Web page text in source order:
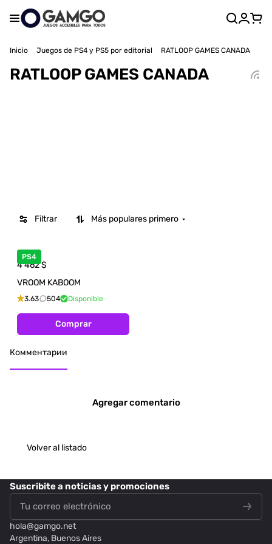
Inicio Juegos de PS4 y PS5 por editorial RATLOOP GAMES CANADA
RATLOOP GAMES CANADA
Filtrar Más populares primero
PS4
4 462$
VROOM KABOOM
3.63 504 Disponible
Comprar
Комментарии
Agregar comentario
Volver al listado
Suscribitea noticias y promociones
hola@gamgo.net
Argentina, Buenos Aires